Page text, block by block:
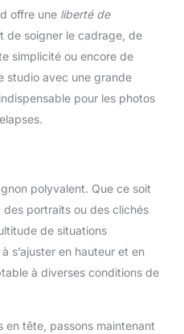
offre une liberté de
de soigner le cadrage, de
simplicité ou encore de
studio avec une grande
pour les photos
polyvalent. Que ce soit
portraits ou des clichés
de situations
s’ajuster en hauteur et en
à diverses conditions de
en tête, passons maintenant